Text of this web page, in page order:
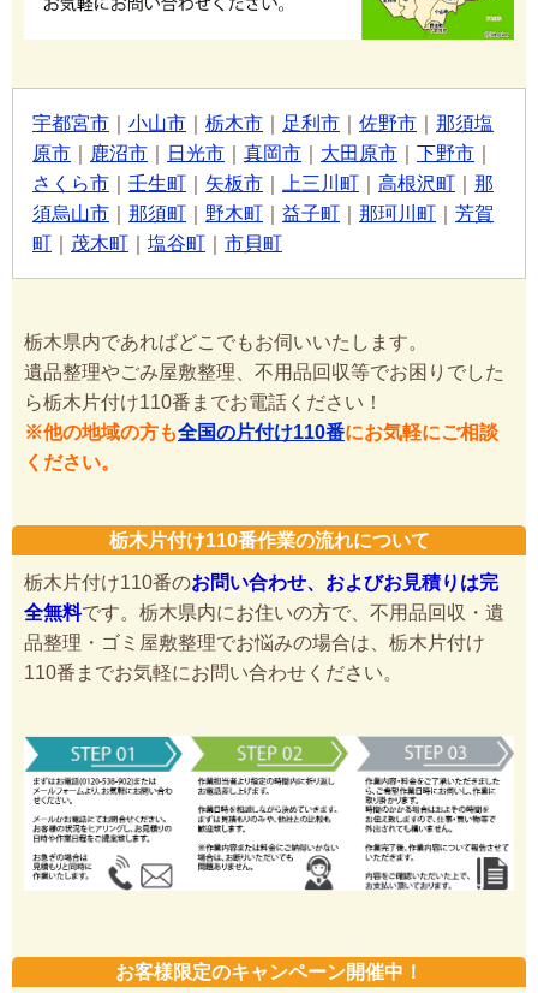
宇都宮市 小山市 栃木市 足利市 佐野市
那須塩
原市
鹿沼市 日光市 真岡市 大田原市 下野市
さくら市
壬生町 矢板市 上三川町 高根沢町
那
須烏山市
那須町 野木町 益子町 那珂川町
芳賀
町
茂木町 塩谷町 市貝町
栃木県内であればどこでもお伺いいたします。
遺品整理やごみ屋敷整理、不用品回収等でお困りでした
ら栃木片付け110番までお電話ください！
※他の地域の方も全国の片付け110番にお気軽にご相談
ください。
栃木片付け110番作業の流れについて
栃木片付け110番のお問い合わせ、およびお見積りは完
全無料です。栃木県内にお住いの方で、不用品回収・遺
品整理・ゴミ屋敷整理でお悩みの場合は、栃木片付け
110番までお気軽にお問い合わせください。
お客様限定のキャンペーン開催中！